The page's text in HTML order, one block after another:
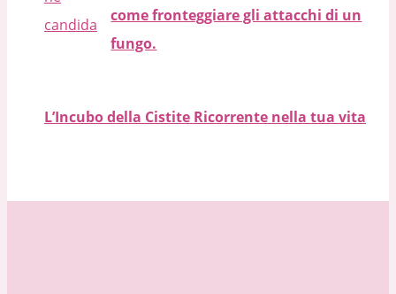
come fronteggiare gli attacchi di un
fungo.
L’Incubo della Cistite Ricorrente nella tua vita